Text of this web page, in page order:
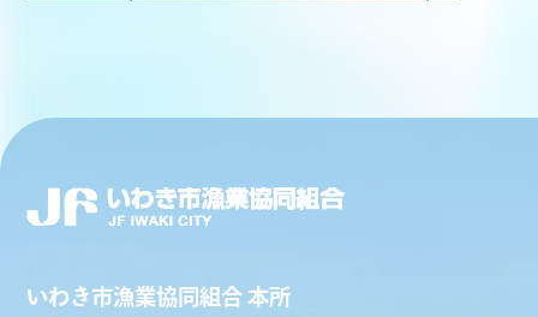
いわき市漁業協同組合 本所